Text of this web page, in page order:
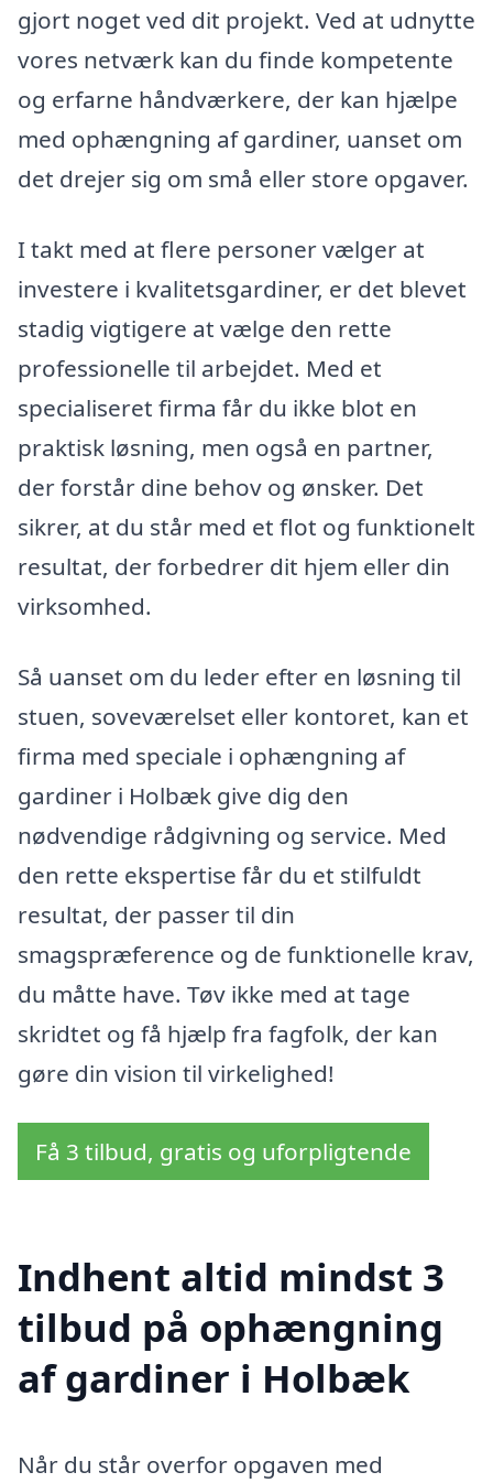
gjort noget ved dit projekt. Ved at udnytte
vores netværk kan du finde kompetente
og erfarne håndværkere, der kan hjælpe
med ophængning af gardiner, uanset om
det drejer sig om små eller store opgaver.
I takt med at flere personer vælger at
investere i kvalitetsgardiner, er det blevet
stadig vigtigere at vælge den rette
professionelle til arbejdet. Med et
specialiseret firma får du ikke blot en
praktisk løsning, men også en partner,
der forstår dine behov og ønsker. Det
sikrer, at du står med et flot og funktionelt
resultat, der forbedrer dit hjem eller din
virksomhed.
Så uanset om du leder efter en løsning til
stuen, soveværelset eller kontoret, kan et
firma med speciale i ophængning af
gardiner i Holbæk give dig den
nødvendige rådgivning og service. Med
den rette ekspertise får du et stilfuldt
resultat, der passer til din
smagspræference og de funktionelle krav,
du måtte have. Tøv ikke med at tage
skridtet og få hjælp fra fagfolk, der kan
gøre din vision til virkelighed!
Få 3 tilbud, gratis og uforpligtende
Indhent altid mindst 3
tilbud på ophængning
af gardiner i Holbæk
Når du står overfor opgaven med